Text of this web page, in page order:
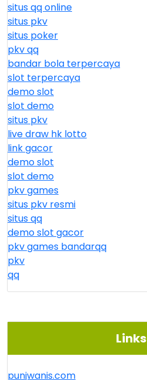
situs qq online
situs pkv
situs poker
pkv qq
bandar bola terpercaya
slot terpercaya
demo slot
slot demo
situs pkv
live draw hk lotto
link gacor
demo slot
slot demo
pkv games
situs pkv resmi
situs qq
demo slot gacor
pkv games bandarqq
pkv
qq
Links
punjwanis.com